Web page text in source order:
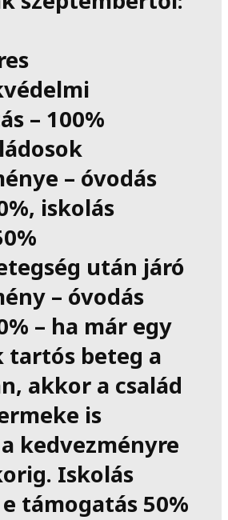
– 100%
– óvodás
iskolás
után járó
– óvodás
– ha már egy
tartós beteg a
akkor a család
is
kedvezményre
Iskolás
támogatás 50%